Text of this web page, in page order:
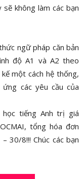
sẽ không làm các bạn
ngữ pháp căn bản
độ A1 và A2 theo
một cách hệ thống,
các yêu cầu của
tiếng Anh trị giá
tổng hóa đơn
30/8!!! Chúc các bạn